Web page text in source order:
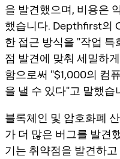
을 발견했으며, 비용은
했습니다. Depthfirst의
한 접근 방식을 "작업
점 발견에 맞춰 세밀하
함으로써 "$1,000의 컴
을 낼 수 있다"고 말했습
블록체인 및 암호화폐
가 더 많은 버그를 발견
기는 취약점을 발견하